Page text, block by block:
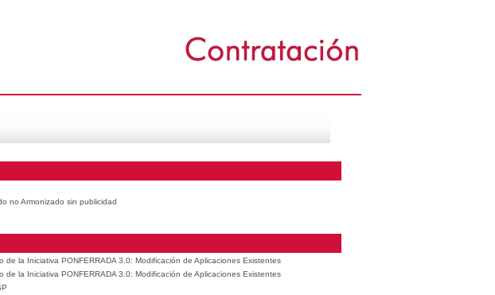
no Armonizado sin publicidad
de la Iniciativa PONFERRADA 3.0: Modificación de Aplicaciones Existentes
de la Iniciativa PONFERRADA 3.0: Modificación de Aplicaciones Existentes